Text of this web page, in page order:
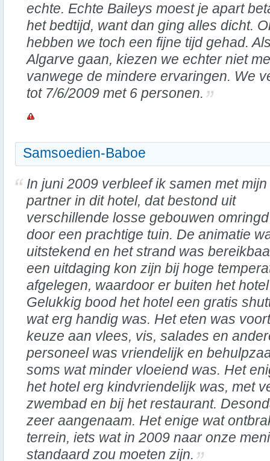
echte. Echte Baileys moest je apart
het bedtijd, want dan ging alles dicht.
hebben we toch een fijne tijd gehad.
Algarve gaan, kiezen we echter niet
vanwege de mindere ervaringen. We
tot 7/6/2009 met 6 personen.
Samsoedien-Baboe
In juni 2009 verbleef ik samen met mijn
partner in dit hotel, dat bestond uit
verschillende losse gebouwen omringd
door een prachtige tuin. De animatie
uitstekend en het strand was
een uitdaging kon zijn bij hoge
afgelegen, waardoor er buiten het
Gelukkig bood het hotel een gratis
wat erg handig was. Het eten was
keuze aan vlees, vis, salades en
personeel was vriendelijk en
soms wat minder vloeiend was. Het
het hotel erg kindvriendelijk was, met
zwembad en bij het restaurant.
zeer aangenaam. Het enige wat
terrein, iets wat in 2009 naar onze
standaard zou moeten zijn.